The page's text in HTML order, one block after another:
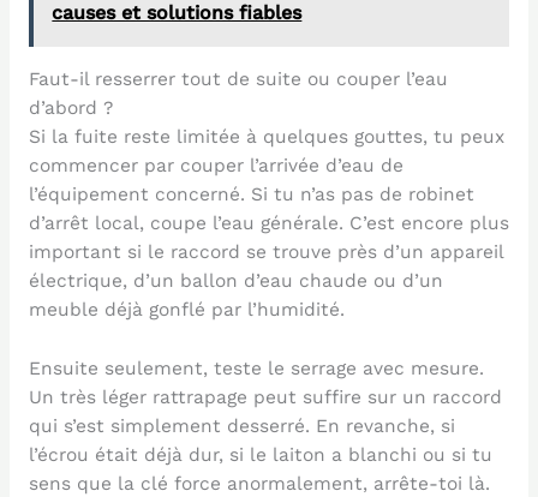
causes et solutions fiables
Faut-il resserrer tout de suite ou couper l’eau
d’abord ?
Si la fuite reste limitée à quelques gouttes, tu peux
commencer par couper l’arrivée d’eau de
l’équipement concerné. Si tu n’as pas de robinet
d’arrêt local, coupe l’eau générale. C’est encore plus
important si le raccord se trouve près d’un appareil
électrique, d’un ballon d’eau chaude ou d’un
meuble déjà gonflé par l’humidité.
Ensuite seulement, teste le serrage avec mesure.
Un très léger rattrapage peut suffire sur un raccord
qui s’est simplement desserré. En revanche, si
l’écrou était déjà dur, si le laiton a blanchi ou si tu
sens que la clé force anormalement, arrête-toi là.